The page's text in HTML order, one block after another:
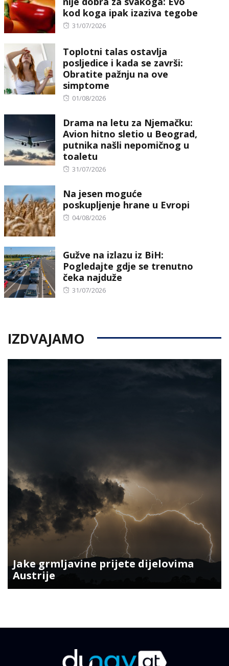
kod koga ipak izaziva tegobe
Posted
31/07/2026
Toplotni talas ostavlja
posljedice i kada se završi:
Obratite pažnju na ove
simptome
Posted
01/08/2026
Drama na letu za Njemačku:
Avion hitno sletio u Beograd,
putnika našli nepomičnog u
toaletu
Posted
31/07/2026
Na jesen moguće
poskupljenje hrane u Evropi
Posted
04/08/2026
Gužve na izlazu iz BiH:
Pogledajte gdje se trenutno
čeka najduže
Posted
31/07/2026
IZDVAJAMO
Jake grmljavine prijete dijelovima
Austrije